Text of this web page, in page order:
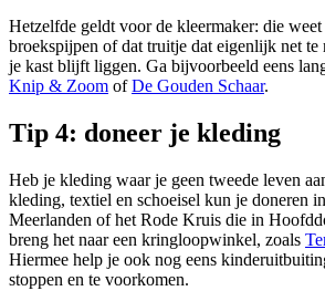
Hetzelfde geldt voor de kleermaker: die
broekspijpen of dat truitje dat eigenlijk net te
je kast blijft liggen. Ga bijvoorbeeld eens
Knip & Zoom ofDe Gouden Schaar.
Tip 4: doneer je kleding
Heb je kleding waar je geen tweede leven
kleding, textiel en schoeisel kun je doneren
Meerlanden of het Rode Kruis die in
breng het naar een kringloopwinkel, zoals
Hiermee help je ook nog eens
stoppen en te voorkomen.